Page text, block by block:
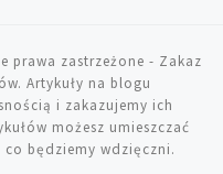
prawa zastrzeżone - Zakaz
Artykuły na blogu
i zakazujemy ich
możesz umieszczać
będziemy wdzięczni.